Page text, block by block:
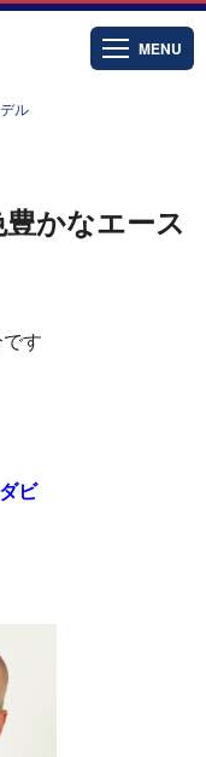
MENU
ル
豊かなエース
す
ビ